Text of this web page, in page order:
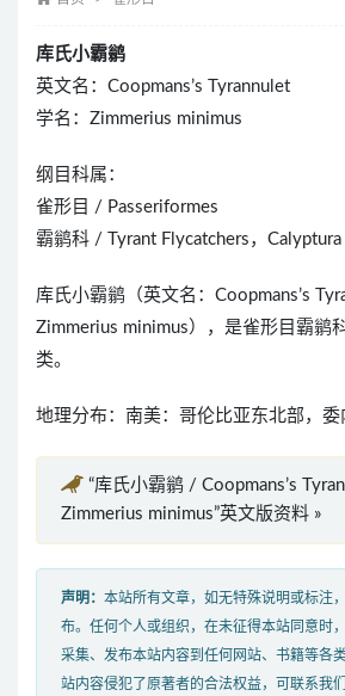
库氏小霸鹟
英文名：Coopmans’s Tyrannulet
学名：Zimmerius minimus
纲目科属：
雀形目 / Passeriformes
霸鹟科 / Tyrant Flycatchers，
库氏小霸鹟（英文名：Coopmans’s
Zimmerius minimus），是雀形目霸鹟
类。
地理分布：南美：哥伦比亚东北部，委
“库氏小霸鹟 / Coopmans’s
Zimmerius minimus”英文版资料 »
声明： 本站所有文章，如无特殊说明或标注
布。任何个人或组织，在未征得本站同意时
采集、发布本站内容到任何网站、书籍等各
站内容侵犯了原著者的合法权益，可联系我